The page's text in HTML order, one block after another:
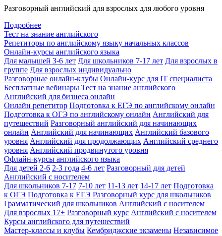
Разговорный английский для взрослых для любого уровня
Подробнее
Тест на знание английского
Репетиторы по английскому языку начальных классов
Онлайн-курсы английского языка
Для малышей 3-6 лет Для школьников 7-17 лет Для взрослых в
группе Для взрослых индивидуально
Разговорные онлайн-клубы Онлайн-курс для IT специалиста
Бесплатные вебинары Тест на знание английского
Английский для бизнеса онлайн
Онлайн репетитор Подготовка к ЕГЭ по английскому онлайн
Подготовка к ОГЭ по английскому онлайн Английский для
путешествий Разговорный английский для начинающих
онлайн Английский для начинающих Английский базового
уровня Английский для продолжающих Английский среднего
уровня Английский продвинутого уровня
Офлайн-курсы английского языка
Для детей 2-6 2-3 года 4-6 лет Разговорный для детей
Английский с носителем
Для школьников 7-17 7-10 лет 11-13 лет 14-17 лет Подготовка
к ОГЭ Подготовка к ЕГЭ Разговорный курс для школьников
Грамматический для школьников Английский с носителем
Для взрослых 17+ Разговорный курс Английский с носителем
Курсы английского для путешествий
Мастер-классы и клубы Кембриджские экзамены Независимое